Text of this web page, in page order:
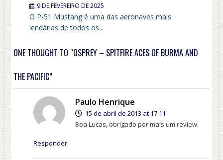
9 DE FEVEREIRO DE 2025
O P-51 Mustang é uma das aeronaves mais
lendárias de todos os...
ONE THOUGHT TO “OSPREY – SPITFIRE ACES OF BURMA AND
THE PACIFIC”
Paulo Henrique
15 de abril de 2013 at 17:11
Boa Lucas, obrigado por mais um review.
Responder